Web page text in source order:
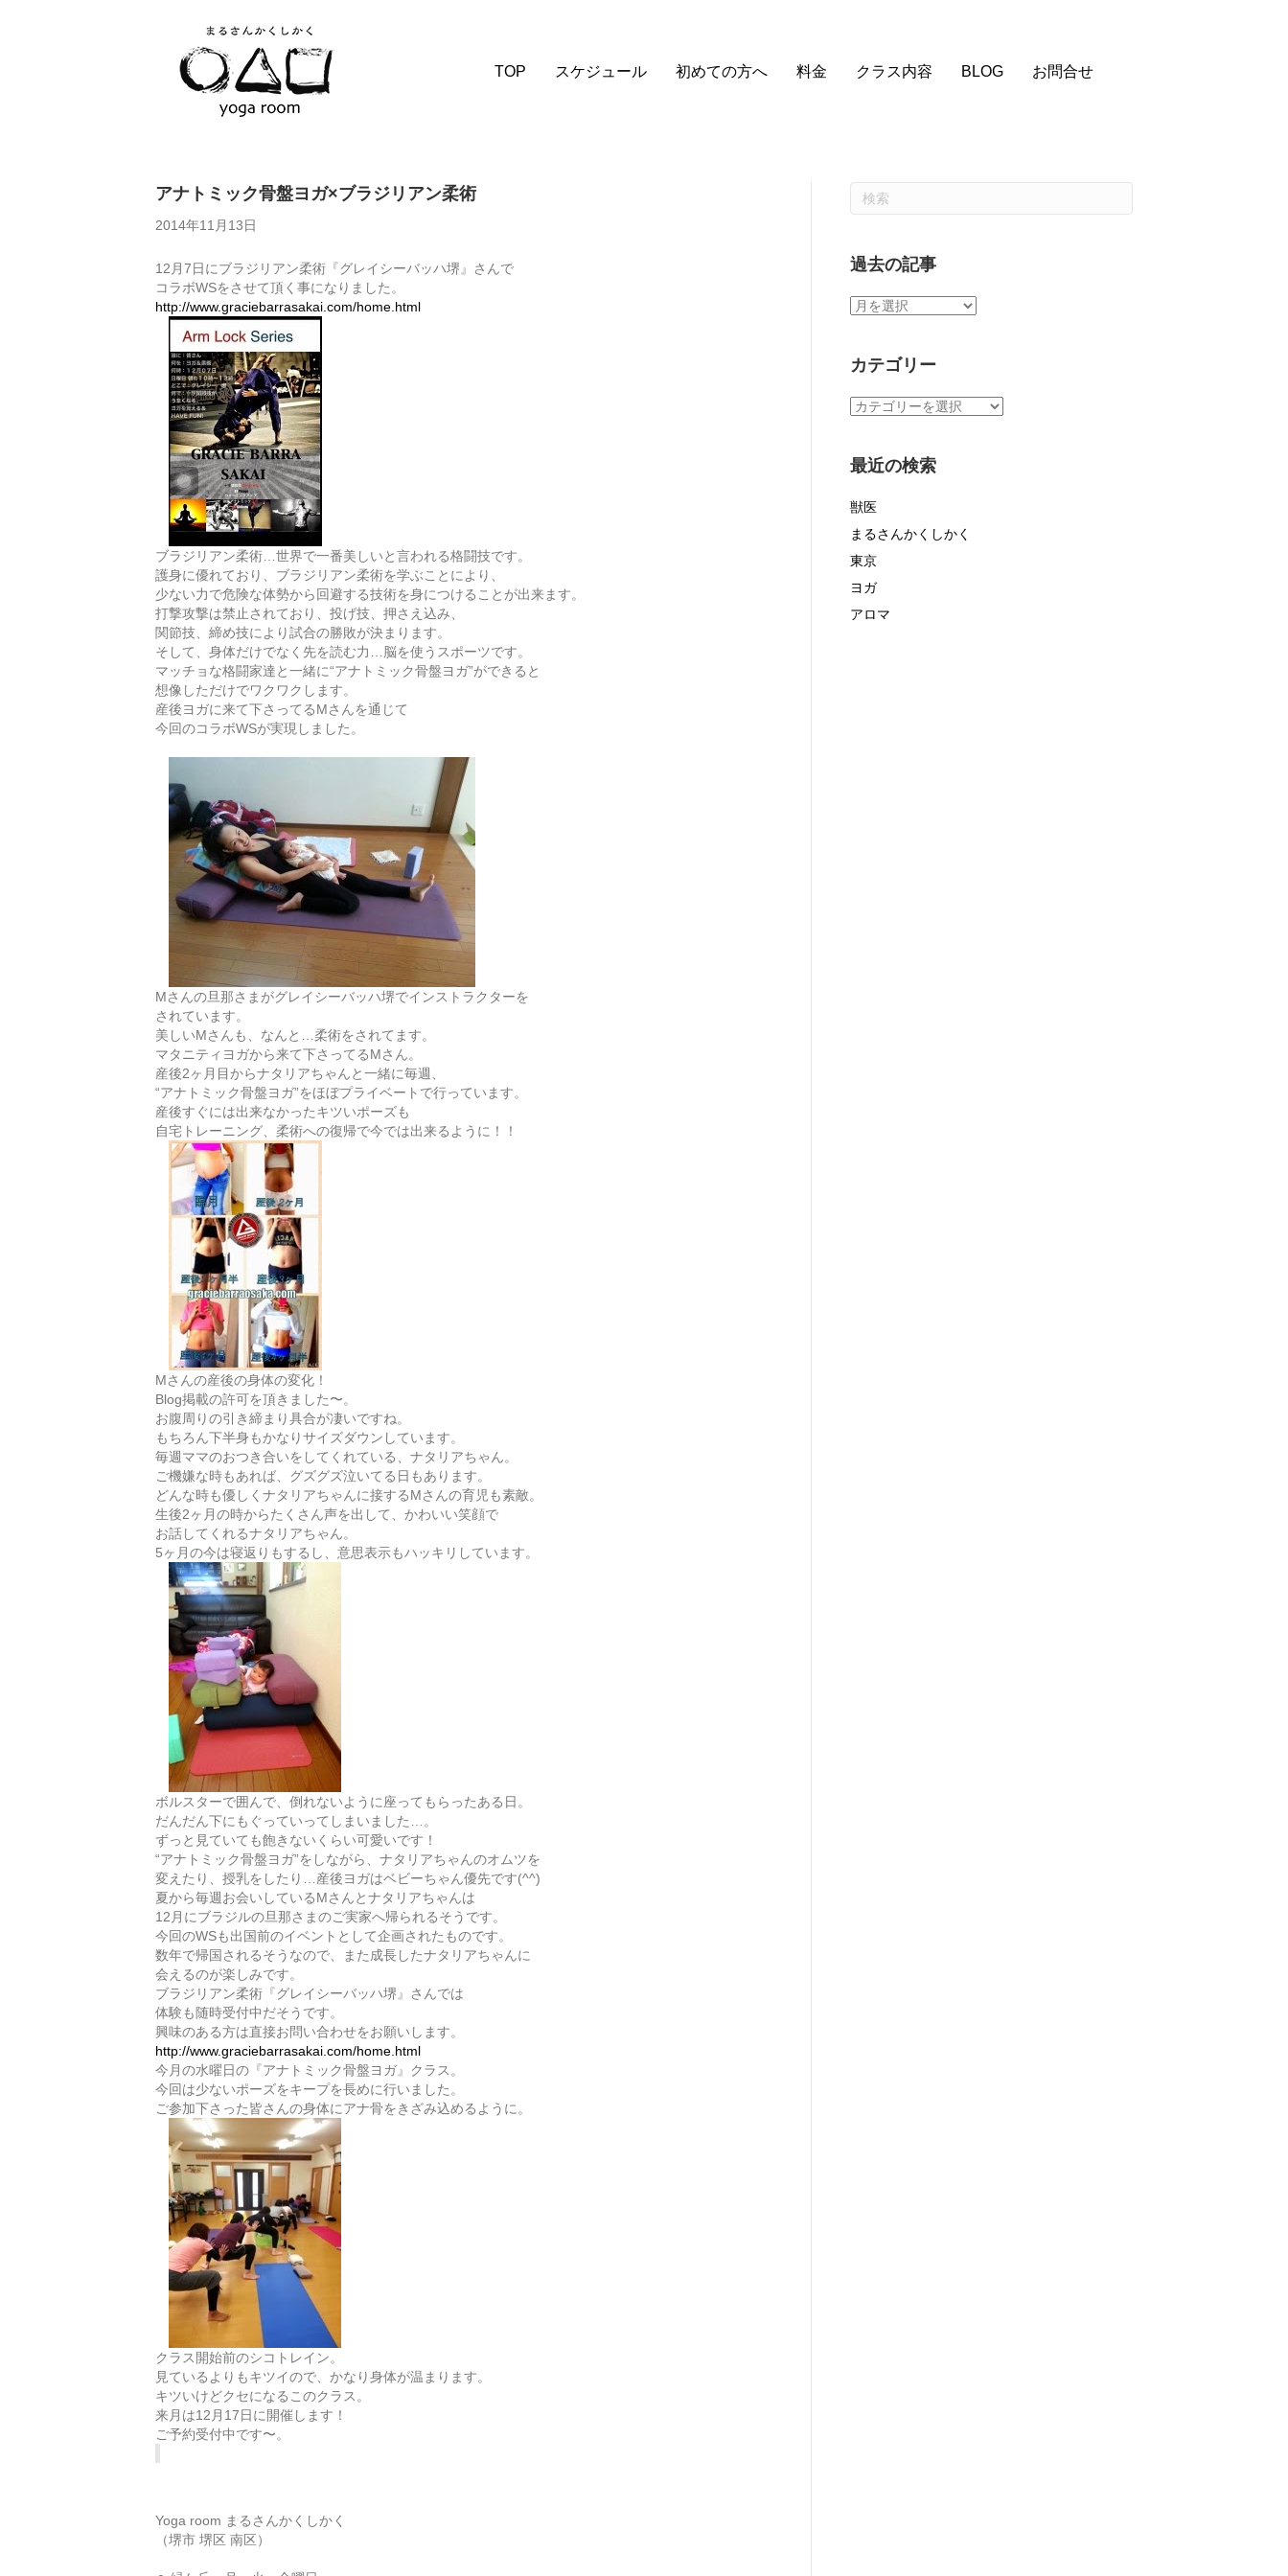
TOP スケジュール 初めての方へ 料金 クラス内容 BLOG お問合せ
アナトミック骨盤ヨガ×ブラジリアン柔術
2014年11月13日
12月7日にブラジリアン柔術 『グレイシーバッハ堺』さんで
コラボWSをさせて頂く事になりました。
http://www.graciebarrasakai.com/home.html
ブラジリアン柔術…世界で一番美しいと言われる格闘技です。
護身に優れており、ブラジリアン柔術を学ぶことにより、
少ない力で危険な体勢から回避する技術を身につけることが出来ます。
打撃攻撃は禁止されており、投げ技、押さえ込み、
関節技、締め技により試合の勝敗が決まります。
そして、身体だけでなく先を読む力…脳を使うスポーツです。
マッチョな格闘家達と一緒に“アナトミック骨盤ヨガ”ができると
想像しただけでワクワクします。
産後ヨガに来て下さってるMさんを通じて
今回のコラボWSが実現しました。
Mさんの旦那さまがグレイシーバッハ堺でインストラクターを
されています。
美しいMさんも、なんと…柔術をされてます。
マタニティヨガから来て下さってるMさん。
産後2ヶ月目からナタリアちゃんと一緒に毎週、
“アナトミック骨盤ヨガ”をほぼプライベートで行っています。
産後すぐには出来なかったキツいポーズも
自宅トレーニング、柔術への復帰で今では出来るように！！
Mさんの産後の身体の変化！
Blog掲載の許可を頂きました〜。
お腹周りの引き締まり具合が凄いですね。
もちろん下半身もかなりサイズダウンしています。
毎週ママのおつき合いをしてくれている、ナタリアちゃん。
ご機嫌な時もあれば、グズグズ泣いてる日もあります。
どんな時も優しくナタリアちゃんに接するMさんの育児も素敵。
生後2ヶ月の時からたくさん声を出して、かわいい笑顔で
お話してくれるナタリアちゃん。
5ヶ月の今は寝返りもするし、意思表示もハッキリしています。
ボルスターで囲んで、倒れないように座ってもらったある日。
だんだん下にもぐっていってしまいました…。
ずっと見ていても飽きないくらい可愛いです！
“アナトミック骨盤ヨガ”をしながら、ナタリアちゃんのオムツを
変えたり、授乳をしたり…産後ヨガはベビーちゃん優先です(^^)
夏から毎週お会いしているMさんとナタリアちゃんは
12月にブラジルの旦那さまのご実家へ帰られるそうです。
今回のWSも出国前のイベントとして企画されたものです。
数年で帰国されるそうなので、また成長したナタリアちゃんに
会えるのが楽しみです。
ブラジリアン柔術『グレイシーバッハ堺』さんでは
体験も随時受付中だそうです。
興味のある方は直接お問い合わせをお願いします。
http://www.graciebarrasakai.com/home.html
今月の水曜日の『アナトミック骨盤ヨガ』クラス。
今回は少ないポーズをキープを長めに行いました。
ご参加下さった皆さんの身体にアナ骨をきざみ込めるように。
クラス開始前のシコトレイン。
見ているよりもキツイので、かなり身体が温まります。
キツいけどクセになるこのクラス。
来月は12月17日に開催します！
ご予約受付中です〜。
Yoga room まるさんかくしかく
（堺市 堺区 南区）
過去の記事
過
記
カテゴリー
カ
リ
最近の検索
獣医
まるさんかくしかく
東京
ヨガ
アロマ